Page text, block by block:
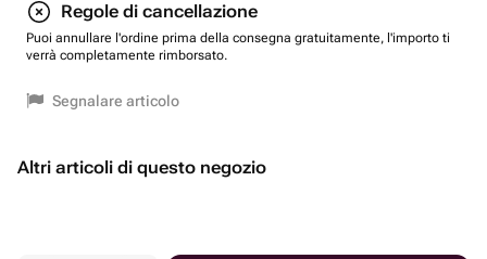
Regole di cancellazione
Puoi annullare l'ordine prima della consegna gratuitamente, l'importo ti
verrà completamente rimborsato.
Segnalare articolo
Altri articoli di questo negozio